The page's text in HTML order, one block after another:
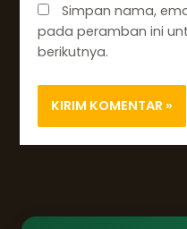
Simpan nama,
pada peramban ini
berikutnya.